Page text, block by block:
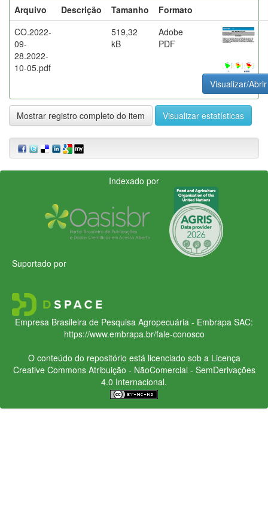
Arquivo
Descrição Tamanho
Formato
CO.2022-
09-
28.2022-
10-05.pdf
519,32
kB
Adobe
PDF
Visualizar/Abrir
Mostrar registro completo do item Visualizar estatísticas
Indexado por
Suportado por
Empresa Brasileira de Pesquisa Agropecuária - Embrapa SAC:
https://www.embrapa.br/fale-conosco
O conteúdo do repositório está licenciado sob a Licença
Creative CommonsAtribuição - NãoComercial - SemDerivações
4.0 Internacional.